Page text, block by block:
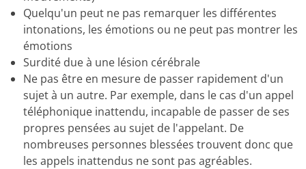
Quelqu'un peut ne pas remarquer les différentes
intonations, les émotions ou ne peut pas montrer les
émotions
Surdité due à une lésion cérébrale
Ne pas être en mesure de passer rapidement d'un
sujet à un autre. Par exemple, dans le cas d'un appel
téléphonique inattendu, incapable de passer de ses
propres pensées au sujet de l'appelant. De
nombreuses personnes blessées trouvent donc que
les appels inattendus ne sont pas agréables.